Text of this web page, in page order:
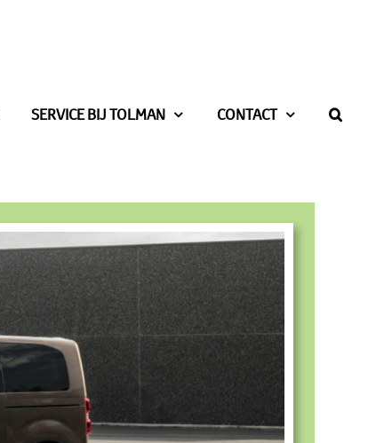
SERVICE BIJ TOLMAN CONTACT